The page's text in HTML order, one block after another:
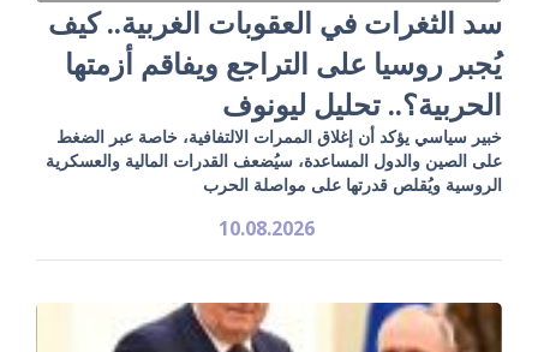
سد الثغرات في العقوبات الغربية.. كيف
يُجبر روسيا على التراجع ويفاقم أزمتها
الحربية؟.. تحليل ليونوف
خبير سياسي يؤكد أن إغلاق الممرات الالتفافية، خاصة عبر الضغط
على الصين والدول المساعدة، سيُضعف القدرات المالية والعسكرية
الروسية ويُقلص قدرتها على مواصلة الحرب
10.08.2026